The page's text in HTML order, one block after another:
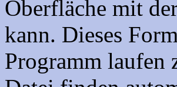
Oberfläche mit
kann. Dieses
Programm laufen